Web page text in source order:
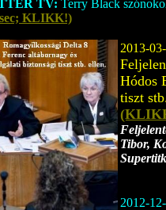
TV: Terry Black
KLIKK!)
2013-
Hódos
tiszt
Tibor,
2012-